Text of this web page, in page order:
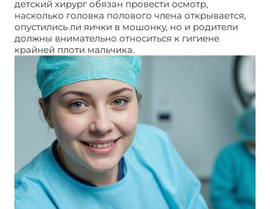
детский хирург обязан провести осмотр,
насколько головка полового члена открывается,
опустились ли яички в мошонку, но и родители
должны внимательно относиться к гигиене
крайней плоти мальчика.